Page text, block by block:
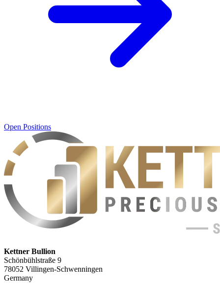
Open Positions
Kettner Bullion
Schönbühlstraße 9
78052 Villingen-Schwenningen
Germany